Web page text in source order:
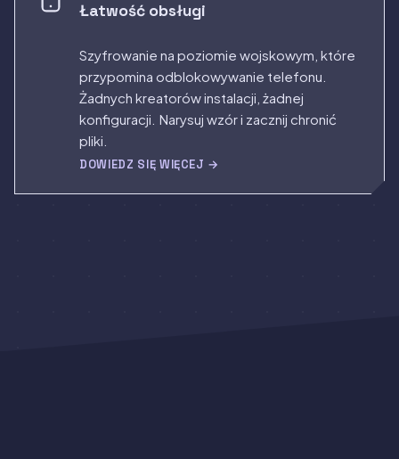
Łatwość obsługi
Szyfrowanie na poziomie wojskowym, które
przypomina odblokowywanie telefonu.
Żadnych kreatorów instalacji, żadnej
konfiguracji. Narysuj wzór i zacznij chronić
pliki.
DOWIEDZ SIĘ WIĘCEJ →